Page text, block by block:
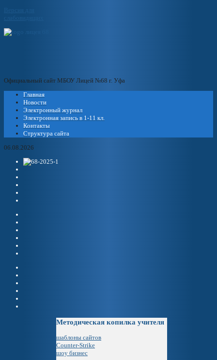
Версия для
слабовидящих
Официальный сайт МБОУ Лицей №68 г. Уфа
Главная
Новости
Электронный журнал
Электронная запись в 1-11 кл.
Контакты
Структура сайта
06.08.2026
Методическая копилка учителя
шаблоны сайтов
Counter-Strike
шоу бизнес